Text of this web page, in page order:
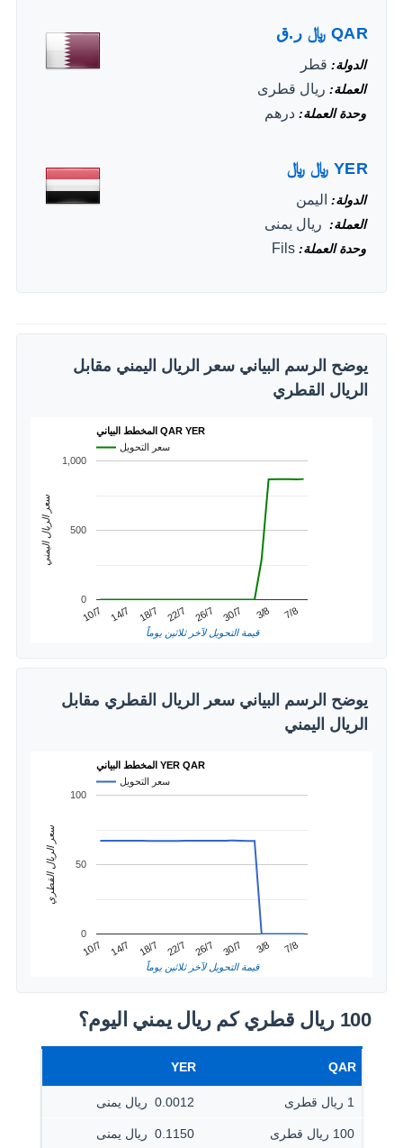
QAR ﷼ ر.ق
الدولة قطر
العملة ريال قطرى
وحدة العملة درهم
YER ﷼ ﷼
الدولة اليمن
العملة ‏ ريال يمنى
وحدة العملة Fils
يوضح الرسم البياني سعر الريال اليمني مقابل
الريال القطري
المخطط البياني QAR YER
سعر التحويل
10/7 14/7 18/7 22/7 26/7 30/7 3/8 7/8
0
500
1,000
قيمة التحويل لآخر ثلاثين يوماً
سعر الريال اليمني
يوضح الرسم البياني سعر الريال القطري مقابل
الريال اليمني
المخطط البياني YER QAR
سعر التحويل
10/7 14/7 18/7 22/7 26/7 30/7 3/8 7/8
0
50
100
قيمة التحويل لآخر ثلاثين يوماً
سعر الريال القطري
100 ريال قطري كم ريال يمني اليوم؟
QAR
YER
1 ريال قطرى 0.0012 ‏ ريال يمنى
100 ريال قطرى 0.1150 ‏ ريال يمنى